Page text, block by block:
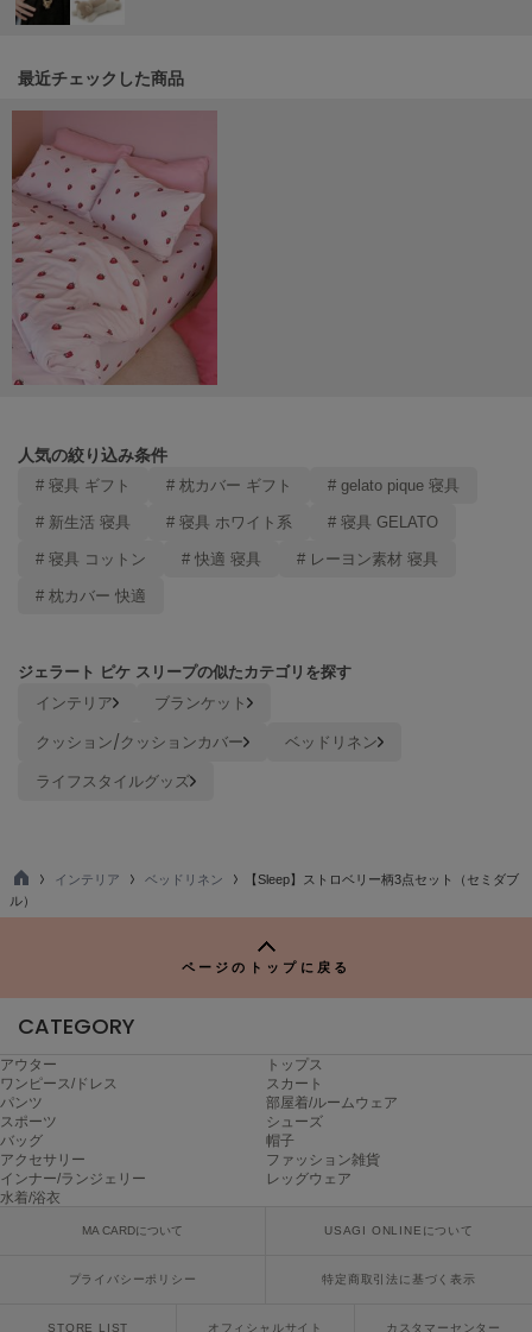
made of Organics
メイドオブオーガニクス
MICHU COQUETTE
MIESROHE
ミースロエ
miies miim
ミーエスミーム
Mila Owen
ミラオーウェン
MOIGE
モワージュ
NEW Balance
nezu
ナイキ
ナウンス
On
オン
ORGUE
オルグ
ORR
オル
パトリック
Philly chocolate
最近チェックした商品
人気の絞り込み条件
# 寝具 ギフト # 枕カバー ギフト # gelato pique 寝具
# 新生活 寝具 # 寝具 ホワイト系 # 寝具 GELATO
# 寝具 コットン # 快適 寝具 # レーヨン素材 寝具
# 枕カバー 快適
ジェラート ピケ スリープの似たカテゴリを探す
インテリア
ブランケット
クッション/クッションカバー
ベッドリネン
ライフスタイルグッズ
TO
P
インテリア ベッドリネン
【Sleep】ストロベリー柄3点セット（セミダブ
ル）
ページのトップに戻る
CATEGORY
アウター
トップス
ワンピース/ドレス
スカート
パンツ
部屋着/ルームウェア
スポーツ
シューズ
バッグ
帽子
アクセサリー
ファッション雑貨
インナー/ランジェリー
レッグウェア
水着/浴衣
MA CARDについて USAGI ONLINEについて
プライバシーポリシー 特定商取引法に基づく表示
STORE LIST オフィシャルサイト カスタマーセンター